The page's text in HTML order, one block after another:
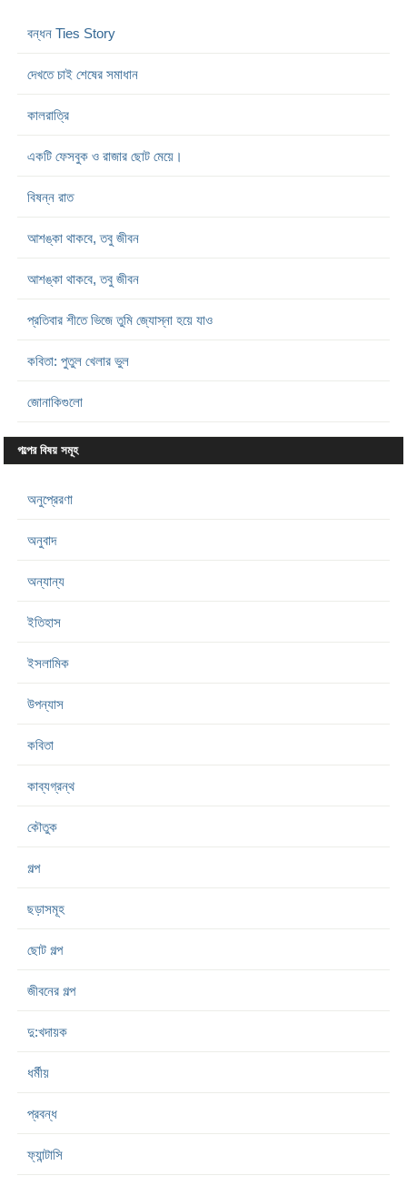
বন্ধন Ties Story
দেখতে চাই শেষের সমাধান
কালরাত্রি
একটি ফেসবুক ও রাজার ছোট মেয়ে।
বিষন্ন রাত
আশঙ্কা থাকবে, তবু জীবন
আশঙ্কা থাকবে, তবু জীবন
প্রতিবার শীতে ভিজে তুমি জ্যোস্না হয়ে যাও
কবিতা: পুতুল খেলার ভুল
জোনাকিগুলো
গল্পের বিষয় সমূহ
অনুপ্রেরণা
অনুবাদ
অন্যান্য
ইতিহাস
ইসলামিক
উপন্যাস
কবিতা
কাব্যগ্রন্থ
কৌতুক
গল্প
ছড়াসমূহ
ছোট গল্প
জীবনের গল্প
দু:খদায়ক
ধর্মীয়
প্রবন্ধ
ফ্যান্টাসি